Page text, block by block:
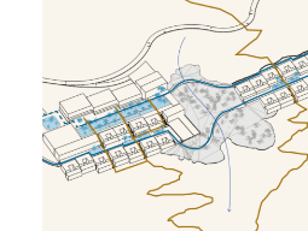
Eco Lodge